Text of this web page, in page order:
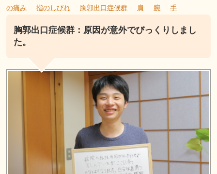
の痛み
指のしびれ 胸郭出口症候群 肩 腕 手
胸郭出口症候群：原因が意外でびっくりしまし
た。